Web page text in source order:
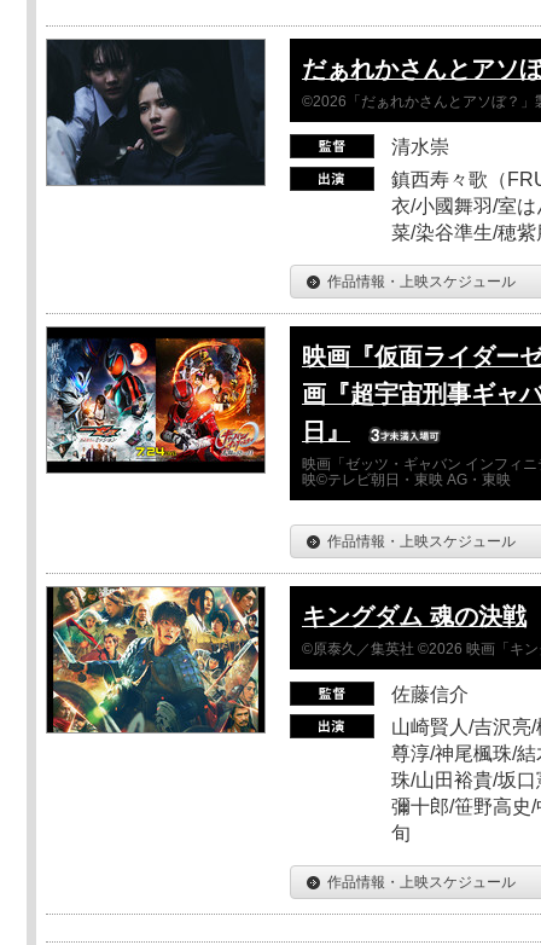
だぁれかさんとアソ
©2026「だぁれかさんとアソぼ？」
清水崇
鎮西寿々歌（
衣/小國舞羽/室
菜/染谷準生/穂
作品情報・上映スケジュール
映画『仮面ライダー
画『超宇宙刑事ギャ
日』
映画「ゼッツ・ギャバン インフィ
映©テレビ朝日・東映 AG・東映
作品情報・上映スケジュール
キングダム 魂の決戦
©原泰久／集英社 ©2026 映画「キ
佐藤信介
山崎賢人/吉沢亮
尊淳/神尾楓珠/
珠/山田裕貴/坂
彌十郎/笹野高史
旬
作品情報・上映スケジュール